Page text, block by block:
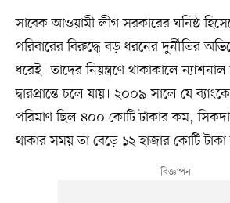
সাবেক আওয়ামী লীগ সরকারের ঘনিষ্ঠ
পরিবারের বিরুদ্ধে বড় ধরনের দুর্নীতির
ধরেই। তাদের নিয়ন্ত্রণে থাকাকালে
দ্বারপ্রান্তে চলে যায়। ২০০৯ সালে যে
পরিমাণ ছিল ৪০০ কোটি টাকার কম, সিকদার
থাকার সময় তা বেড়ে ১২ হাজার কোটি টাকা